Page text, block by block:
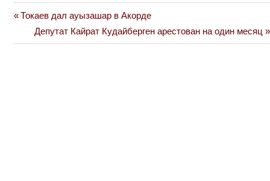
Навигация
по
Previous
Post:
Токаев дал ауызашар в Акорде
Next
Post:
Депутат Кайрат Кудайберген арестован на один месяц